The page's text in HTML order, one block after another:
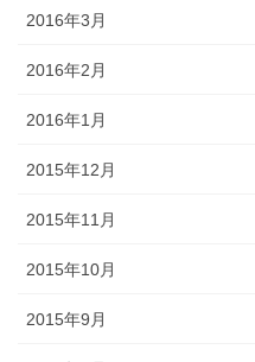
2016年3月
2016年2月
2016年1月
2015年12月
2015年11月
2015年10月
2015年9月